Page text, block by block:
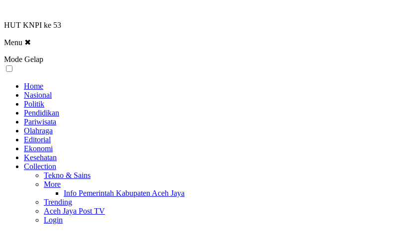
HUT KNPI ke 53
Menu ✖
Mode Gelap
Home
Nasional
Politik
Pendidikan
Pariwisata
Olahraga
Editorial
Ekonomi
Kesehatan
Collection
Tekno & Sains
More
Info Pemerintah Kabupaten Aceh Jaya
Trending
Aceh Jaya Post TV
Login